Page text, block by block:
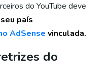
do YouTube deve
país
AdSense vinculada.
do